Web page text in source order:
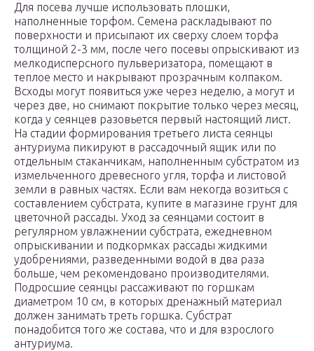
Для посева лучше использовать плошки,
наполненные торфом. Семена раскладывают по
поверхности и присыпают их сверху слоем торфа
толщиной 2-3 мм, после чего посевы опрыскивают из
мелкодисперсного пульверизатора, помещают в
теплое место и накрывают прозрачным колпаком.
Всходы могут появиться уже через неделю, а могут и
через две, но снимают покрытие только через месяц,
когда у сеянцев разовьется первый настоящий лист.
На стадии формирования третьего листа сеянцы
антуриума пикируют в рассадочный ящик или по
отдельным стаканчикам, наполненным субстратом из
измельченного древесного угля, торфа и листовой
земли в равных частях. Если вам некогда возиться с
составлением субстрата, купите в магазине грунт для
цветочной рассады. Уход за сеянцами состоит в
регулярном увлажнении субстрата, ежедневном
опрыскивании и подкормках рассады жидкими
удобрениями, разведенными водой в два раза
больше, чем рекомендовано производителями.
Подросшие сеянцы рассаживают по горшкам
диаметром 10 см, в которых дренажный материал
должен занимать треть горшка. Субстрат
понадобится того же состава, что и для взрослого
антуриума.